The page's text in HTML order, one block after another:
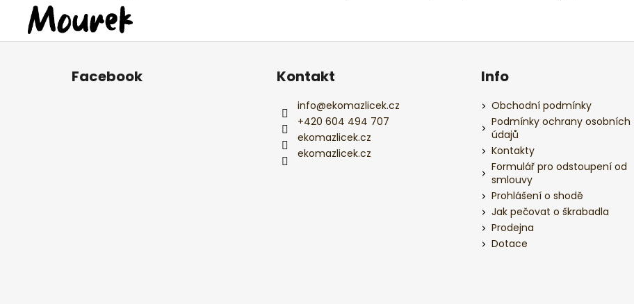
Facebook Kontakt
info@ekomazlicek.cz
+420 604 494 707
ekomazlicek.cz
ekomazlicek.cz
Info
Obchodní podmínky
Podmínky ochrany osobních
údajů
Kontakty
Formulář pro odstoupení od
smlouvy
Prohlášení o shodě
Jak pečovat o škrabadla
Prodejna
Dotace